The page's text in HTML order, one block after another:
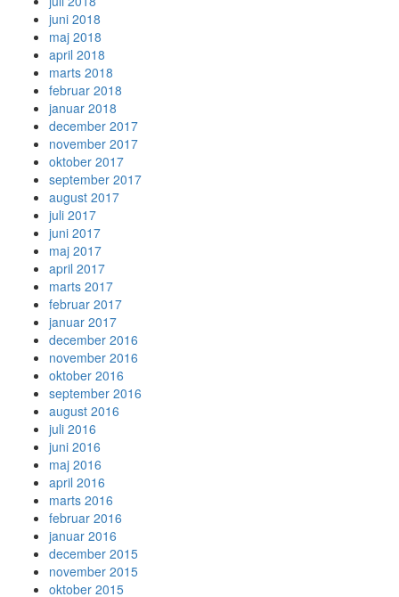
juni 2018
maj 2018
april 2018
marts 2018
februar 2018
januar 2018
december 2017
november 2017
oktober 2017
september 2017
august 2017
juli 2017
juni 2017
maj 2017
april 2017
marts 2017
februar 2017
januar 2017
december 2016
november 2016
oktober 2016
september 2016
august 2016
juli 2016
juni 2016
maj 2016
april 2016
marts 2016
februar 2016
januar 2016
december 2015
november 2015
oktober 2015